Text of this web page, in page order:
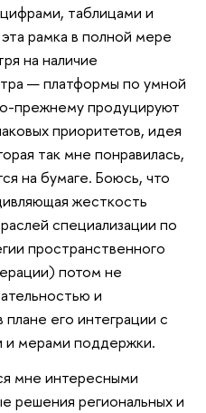
таблицами и
рамка в полной мере
на наличие
— платформы по умной
прежнему продуцируют
приоритетов, идея
так мне понравилась,
на бумаге. Боюсь, что
жесткость
специализации по
пространственного
потом не
и
его интеграции с
и мерами поддержки.
мне интересными
решения региональных и